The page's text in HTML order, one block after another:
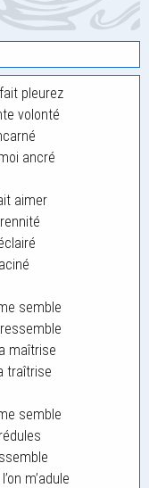
pleurez
volonté
ancré
aimer
semble
maîtrise
traîtrise
semble
m’adule